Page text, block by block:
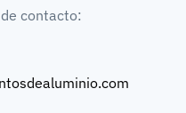
contacto: